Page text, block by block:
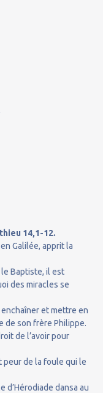
14,1-12.
Galilée, apprit la
le Baptiste, il est
des miracles se
enchaîner et mettre en
de son frère Philippe.
de l’avoir pour
peur de la foule qui le
d’Hérodiade dansa au